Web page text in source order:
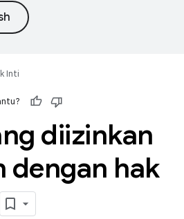
Inti
diizinkan
dengan hak